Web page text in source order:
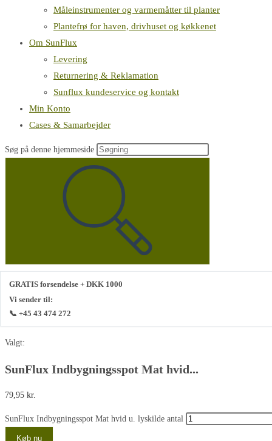
Måleinstrumenter og varmemåtter til planter
Plantefrø for haven, drivhuset og køkkenet
Om SunFlux
Levering
Returnering & Reklamation
Sunflux kundeservice og kontakt
Min Konto
Cases & Samarbejder
Søg på denne hjemmeside
GRATIS forsendelse + DKK 1000
Vi sender til:
📞 +45 43 474 272
Valgt:
SunFlux Indbygningsspot Mat hvid...
79,95 kr.
SunFlux Indbygningsspot Mat hvid u. lyskilde antal
Køb nu